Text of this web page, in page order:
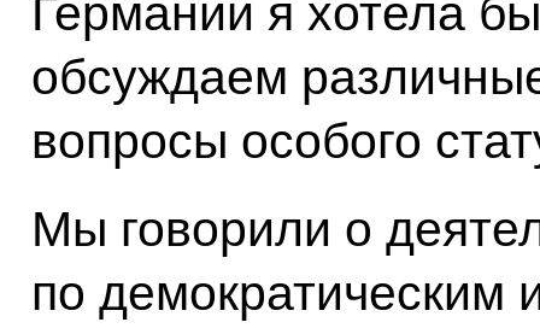
Германии я хотела
обсуждаем
вопросы особого
Мы говорили о
по демократическим